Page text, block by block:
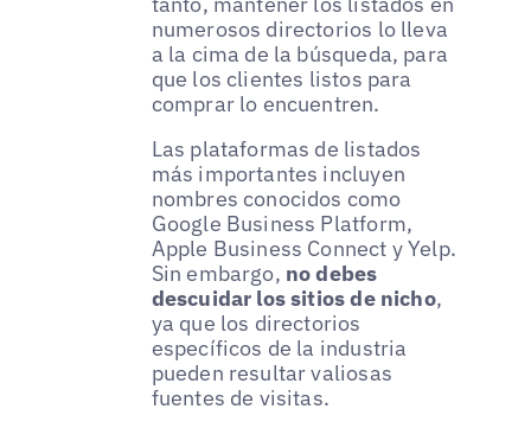
numerosos directorios lo lleva
a la cima de la búsqueda, para
que los clientes listos para
comprar lo encuentren.
Las plataformas de listados
más importantes incluyen
nombres conocidos como
Google Business Platform,
Apple Business Connect y Yelp.
Sin embargo, no debes
descuidar los sitios de nicho,
ya que los directorios
específicos de la industria
pueden resultar valiosas
fuentes de visitas.